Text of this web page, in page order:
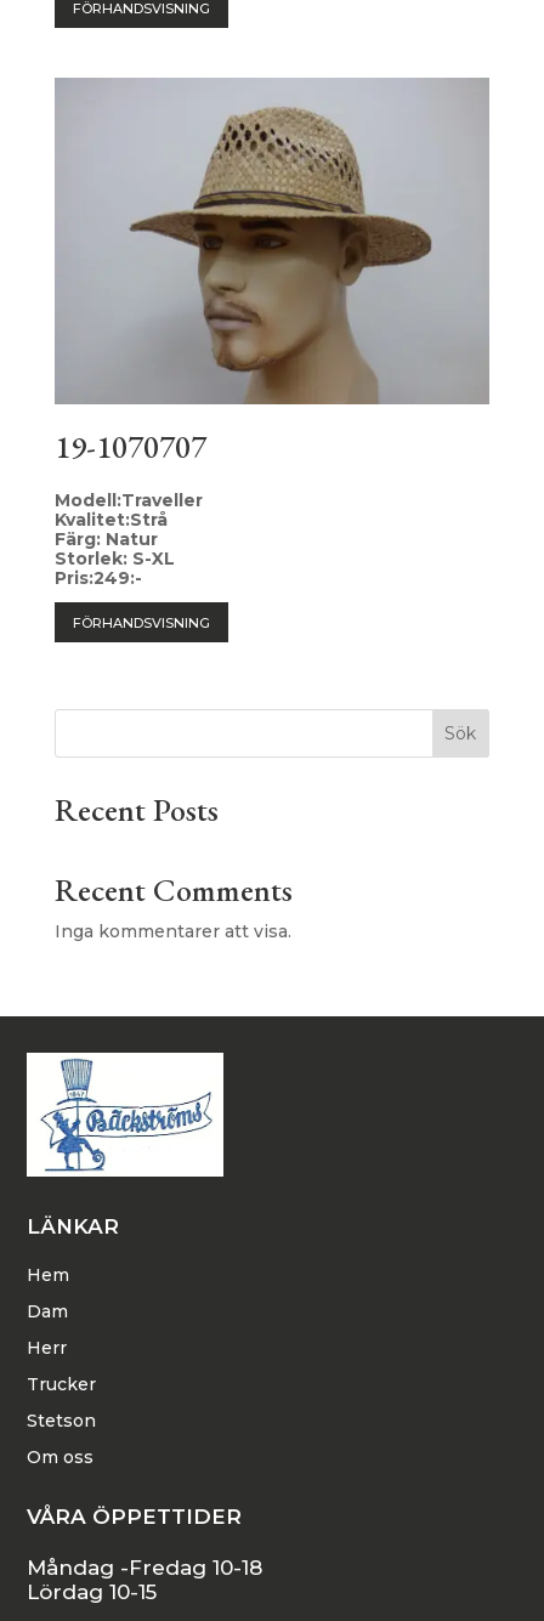
FÖRHANDSVISNING
19-1070707
Modell:Traveller
Kvalitet:Strå
Färg: Natur
Storlek: S-XL
Pris:249:-
FÖRHANDSVISNING
Sök
Recent Posts
Recent Comments
Inga kommentarer att visa.
LÄNKAR
Hem
Dam
Herr
Trucker
Stetson
Om oss
VÅRA ÖPPETTIDER
Måndag -Fredag 10-18
Lördag 10-15